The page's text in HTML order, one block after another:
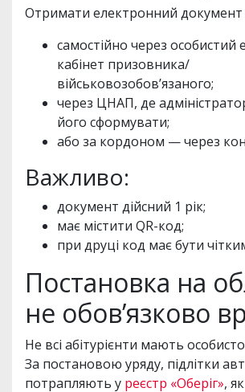
Отримати електронний
самостійно через особистий
кабінет призовника/
військовозобов’язаного;
через ЦНАП, де
його сформувати;
або за кордоном — через
Важливо:
документ дійсний 1 рік;
має містити QR-код;
при друці код має бути
Постановка на
не обов’язково
Не всі абітурієнти мають
За постановою уряду, підлітки
потрапляють у реєстр «Оберіг»,